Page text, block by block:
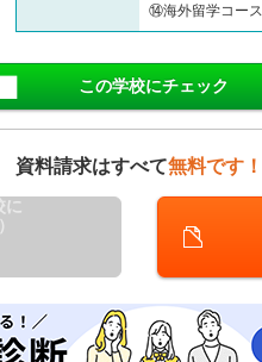
⑭海外留学コース
この学校にチェック
資料請求はすべて無料です！
に